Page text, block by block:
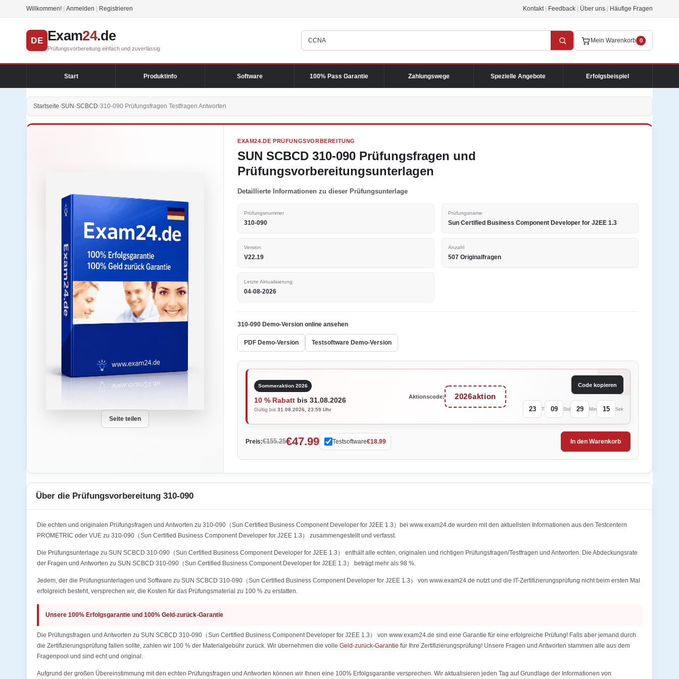
Willkommen! Anmelden Registrieren Kontakt Feedback Über uns Häufige Fragen
DE Exam24.de
Prüfungsvorbereitung einfach und zuverlässig
Mein Warenkorb 0
Start Produktinfo Software 100% Pass Garantie Zahlungswege Spezielle Angebote Erfolgsbeispiel
Startseite›SUN ›SCBCD›310-090 Prüfungsfragen Testfragen Antworten
Seite teilen
EXAM24.DE PRÜFUNGSVORBEREITUNG
SUN SCBCD 310-090 Prüfungsfragen und
Prüfungsvorbereitungsunterlagen
Detaillierte Informationen zu dieser Prüfungsunterlage
Prüfungsnummer
310-090
Prüfungsname
Sun Certified Business Component Developer for J2EE 1.3
Version
V22.19
Anzahl
507 Originalfragen
Letzte Aktualisierung
04-08-2026
310-090 Demo-Version online ansehen
PDF Demo-Version Testsoftware Demo-Version
Sommeraktion 2026
10 % Rabatt bis 31.08.2026
Gültig bis 31.08.2026, 23:59 Uhr
Aktionscode: 2026aktion
Code kopieren
23 T 09 Std 29 Min 15 Sek
Preis:€155.25€47.99 Testsoftware€18.99 In den Warenkorb
Über die Prüfungsvorbereitung 310-090
Die echten und originalen Prüfungsfragen und Antworten zu 310-090（Sun Certified Business Component Developer for J2EE 1.3）bei www.exam24.de wurden mit den aktuellsten Informationen aus den Testcentern
PROMETRIC oder VUE zu 310-090（Sun Certified Business Component Developer for J2EE 1.3） zusammengestellt und verfasst.
Die Prüfungsunterlage zu SUN SCBCD 310-090（Sun Certified Business Component Developer for J2EE 1.3） enthält alle echten, originalen und richtigen Prüfungsfragen/Testfragen und Antworten. Die Abdeckungsrate
der Fragen und Antworten zu SUN SCBCD 310-090（Sun Certified Business Component Developer for J2EE 1.3） beträgt mehr als 98 %.
Jedem, der die Prüfungsunterlagen und Software zu SUN SCBCD 310-090（Sun Certified Business Component Developer for J2EE 1.3） von www.exam24.de nutzt und die IT-Zertifizierungsprüfung nicht beim ersten Mal
erfolgreich besteht, versprechen wir, die Kosten für das Prüfungsmaterial zu 100 % zu erstatten.
Unsere 100% Erfolgsgarantie und 100% Geld-zurück-Garantie
Die Prüfungsfragen und Antworten zu SUN SCBCD 310-090（Sun Certified Business Component Developer for J2EE 1.3） von www.exam24.de sind eine Garantie für eine erfolgreiche Prüfung! Falls aber jemand durch
die Zertifizierungsprüfung fallen sollte, zahlen wir 100 % der Materialgebühr zurück. Wir übernehmen die volle Geld-zurück-Garantie für Ihre Zertifizierungsprüfung! Unsere Fragen und Antworten stammen alle aus dem
Fragenpool und sind echt und original.
Aufgrund der großen Übereinstimmung mit den echten Prüfungsfragen und Antworten können wir Ihnen eine 100% Erfolgsgarantie versprechen. Wir aktualisieren jeden Tag auf Grundlage der Informationen von